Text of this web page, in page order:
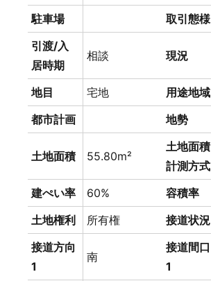
駐車場
取引態様
引渡/入
居時期
相談 現況
地目 宅地 用途地域
都市計画
地勢
土地面積 55.80m²
土地面積
計測方式
建ぺい率 60% 容積率
土地権利
所有権 接道状況
接道方向
1
南
接道間口
1